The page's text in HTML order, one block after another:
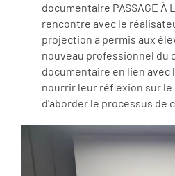
documentaire PASSAGE À
rencontre avec le
projection a permis aux
nouveau professionnel du
documentaire en lien avec
nourrir leur réflexion sur le
d'aborder le processus de